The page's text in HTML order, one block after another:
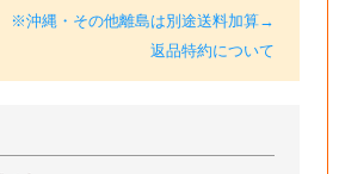
※沖縄・その他離島は別途送料加算→
返品特約について